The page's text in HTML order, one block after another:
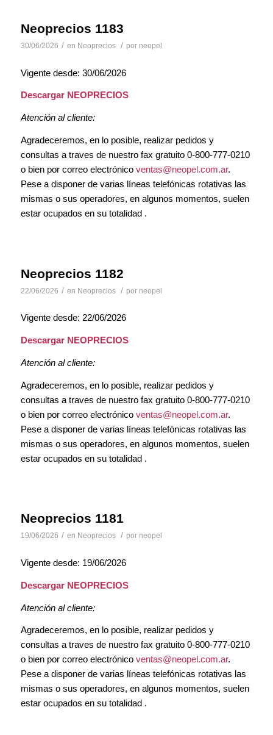
Neoprecios 1183
30/06/2026 / en Neoprecios / por neopel
Vigente desde: 30/06/2026
Descargar NEOPRECIOS
Atención al cliente:
Agradeceremos, en lo posible, realizar pedidos y
consultas a traves de nuestro fax gratuito 0-800-777-0210
o bien por correo electrónico ventas@neopel.com.ar.
Pese a disponer de varias líneas telefónicas rotativas las
mismas o sus operadores, en algunos momentos, suelen
estar ocupados en su totalidad .
Neoprecios 1182
22/06/2026 / en Neoprecios / por neopel
Vigente desde: 22/06/2026
Descargar NEOPRECIOS
Atención al cliente:
Agradeceremos, en lo posible, realizar pedidos y
consultas a traves de nuestro fax gratuito 0-800-777-0210
o bien por correo electrónico ventas@neopel.com.ar.
Pese a disponer de varias líneas telefónicas rotativas las
mismas o sus operadores, en algunos momentos, suelen
estar ocupados en su totalidad .
Neoprecios 1181
19/06/2026 / en Neoprecios / por neopel
Vigente desde: 19/06/2026
Descargar NEOPRECIOS
Atención al cliente:
Agradeceremos, en lo posible, realizar pedidos y
consultas a traves de nuestro fax gratuito 0-800-777-0210
o bien por correo electrónico ventas@neopel.com.ar.
Pese a disponer de varias líneas telefónicas rotativas las
mismas o sus operadores, en algunos momentos, suelen
estar ocupados en su totalidad .